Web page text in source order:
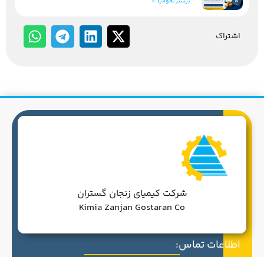
اشتراک
اطلاعات تماس:
شرکت کیمیای زنجان گستران
Kimia Zanjan Gostaran Co